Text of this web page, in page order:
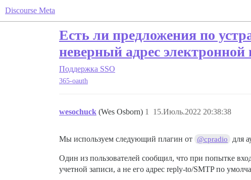
Discourse Meta
Есть ли предложения по
неверный адрес электронной
Поддержка SSO
365-oauth
wesochuck (Wes Osborn) 15.Июль.2022 20:38:38
1
Мы используем следующий плагин от @cpradio для
Один из пользователей сообщил, что при попытке
учетной записи, а не его адрес reply-to/SMTP по